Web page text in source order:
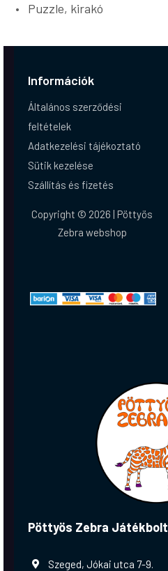
Puzzle, kirakó
Információk
Általános szerződési
feltételek
Adatkezelési tájékoztató
Sütik kezelése
Szállítás és fizetés
Copyright © 2026 | Pöttyös
Zebra webshop
Pöttyös Zebra Játékbolt
Szeged, Jókai utca 7-9.